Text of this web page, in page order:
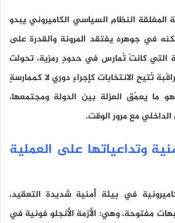
النظام السياسي الكاميروني يبدو
في جوهره يفتقد المرونة والقدرة على
التي كانتْ تُمارس في حدودٍ رمزية، تحولت
تُتيح الانتخابات كإجراءٍ دوري لا كممارسةٍ
ما يعمّق العزلة بين الدولة ومجتمعها،
مع مرور الوقت.
وتداعياتها على العملية
في بيئة أمنية شديدة التعقيد،
مفتوحة، وهي: الأزمة الأنجلو فونية في